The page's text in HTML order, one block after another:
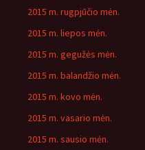
2015 m. rugpjūčio mėn.
2015 m. liepos mėn.
2015 m. gegužės mėn.
2015 m. balandžio mėn.
2015 m. kovo mėn.
2015 m. vasario mėn.
2015 m. sausio mėn.